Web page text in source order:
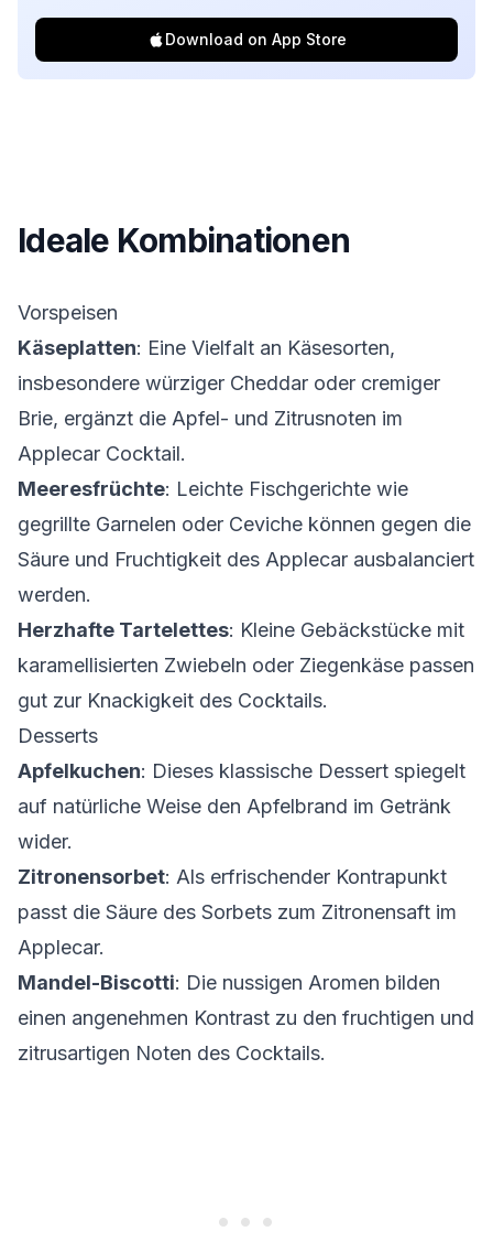
Download on App Store
Ideale Kombinationen
Vorspeisen
Käseplatten: Eine Vielfalt an Käsesorten,
insbesondere würziger Cheddar oder cremiger
Brie, ergänzt die Apfel- und Zitrusnoten im
Applecar Cocktail.
Meeresfrüchte: Leichte Fischgerichte wie
gegrillte Garnelen oder Ceviche können gegen die
Säure und Fruchtigkeit des Applecar ausbalanciert
werden.
Herzhafte Tartelettes: Kleine Gebäckstücke mit
karamellisierten Zwiebeln oder Ziegenkäse passen
gut zur Knackigkeit des Cocktails.
Desserts
Apfelkuchen: Dieses klassische Dessert spiegelt
auf natürliche Weise den Apfelbrand im Getränk
wider.
Zitronensorbet: Als erfrischender Kontrapunkt
passt die Säure des Sorbets zum Zitronensaft im
Applecar.
Mandel-Biscotti: Die nussigen Aromen bilden
einen angenehmen Kontrast zu den fruchtigen und
zitrusartigen Noten des Cocktails.